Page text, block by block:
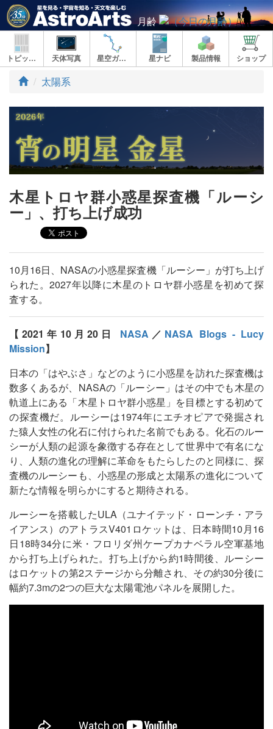
月齢
トピックス 天体写真 星空ガイド 星ナビ 製品情報 ショップ
ト
プ
太陽系
木星トロヤ群小惑星探査機「ルーシ
ー」、打ち上げ成功
10月16日、NASAの小惑星探査機「ルーシー」が打ち上げ
られた。2027年以降に木星のトロヤ群小惑星を初めて探
査する。
【2021年10月20日 NASA ／ NASA Blogs - Lucy
Mission】
日本の「はやぶさ」などのように小惑星を訪れた探査機は
数多くあるが、NASAの「ルーシー」はその中でも木星の
軌道上にある「木星トロヤ群小惑星」を目標とする初めて
の探査機だ。ルーシーは1974年にエチオピアで発掘され
た猿人女性の化石に付けられた名前でもある。化石のルー
シーが人類の起源を象徴する存在として世界中で有名にな
り、人類の進化の理解に革命をもたらしたのと同様に、探
査機のルーシーも、小惑星の形成と太陽系の進化について
新たな情報を明らかにすると期待される。
ルーシーを搭載したULA（ユナイテッド・ローンチ・アラ
イアンス）のアトラスV401ロケットは、日本時間10月16
日18時34分に米・フロリダ州ケープカナベラル空軍基地
から打ち上げられた。打ち上げから約1時間後、ルーシー
はロケットの第2ステージから分離され、その約30分後に
幅約7.3mの2つの巨大な太陽電池パネルを展開した。